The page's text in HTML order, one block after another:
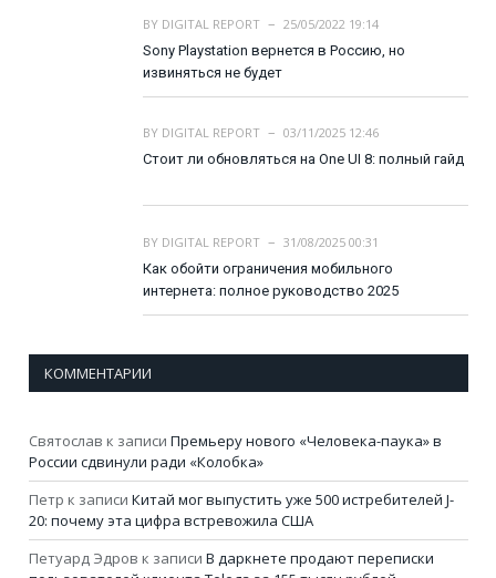
BY DIGITAL REPORT
25/05/2022 19:14
Sony Playstation вернется в Россию, но
извиняться не будет
BY DIGITAL REPORT
03/11/2025 12:46
Стоит ли обновляться на One UI 8: полный гайд
BY DIGITAL REPORT
31/08/2025 00:31
Как обойти ограничения мобильного
интернета: полное руководство 2025
КОММЕНТАРИИ
Святослав к записи Премьеру нового «Человека-паука» в
России сдвинули ради «Колобка»
Петр к записи Китай мог выпустить уже 500 истребителей J-
20: почему эта цифра встревожила США
Петуард Эдров к записи В даркнете продают переписки